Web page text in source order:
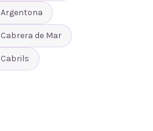
Argentona
Cabrera de Mar
Cabrils